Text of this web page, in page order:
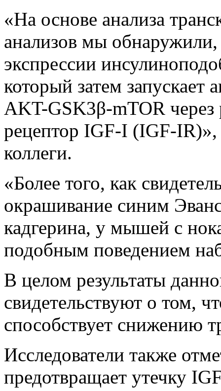
«На основе анализа
анализов мы
экспрессии
который затем запускает
AKT-GSK3β-mTOR
рецептор IGF-I (IGF-
коллеги.
«Более того, как
окрашивание синим
кадгерина, у мышей с
подобным поведением
В целом результаты
свидетельствуют о том,
способствует снижению
Исследователи также
предотвращает утечку